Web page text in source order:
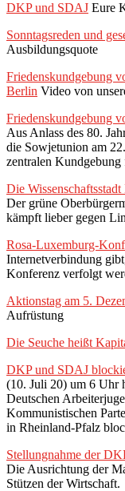
DKP und SDAJ Eure
Sonntagsreden und
Ausbildungsquote
Friedenskundgebung
Berlin Video von
Friedenskundgebung
Aus Anlass des 80.
die Sowjetunion am
zentralen
Die
Der grüne
kämpft lieber gegen
Rosa-Luxemburg-
Internetverbindung
Konferenz verfolgt
Aktionstag am 5.
Aufrüstung
Die Seuche heißt
DKP und SDAJ
(10. Juli 20) um 6 Uhr
Deutschen
Kommunistischen
in Rheinland-Pfalz
Stellungnahme der
Die Ausrichtung der
Stützen der Wirtschaft.